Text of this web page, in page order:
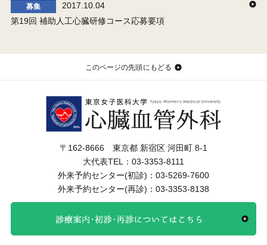
募集
2017.10.04
第19回 補助人工心臓研修コース応募要項
このページの先頭にもどる
〒162-8666 東京都 新宿区 河田町 8-1
大代表TEL： 03-3353-8111
外来予約センター(初診)： 03-5269-7600
外来予約センター(再診)： 03-3353-8138